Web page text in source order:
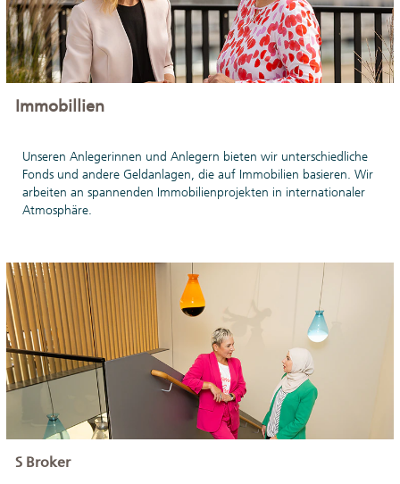
Immobillien
Unseren Anlegerinnen und Anlegern bieten wir unterschiedliche
Fonds und andere Geldanlagen, die auf Immobilien basieren. Wir
arbeiten an spannenden Immobilienprojekten in internationaler
Atmosphäre.
S Broker